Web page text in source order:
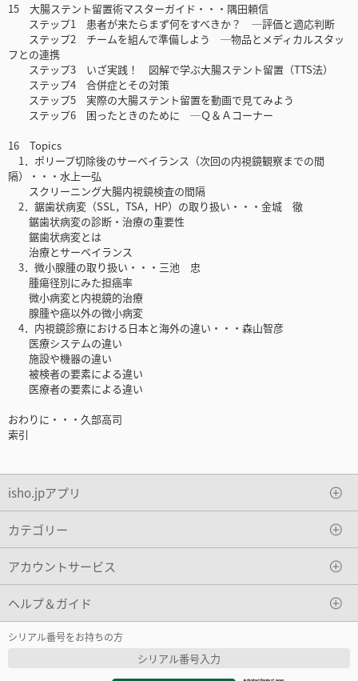
15 大腸ステント留置術マスターガイド・・・隅田頼信
ステップ1 患者が来たらまず何をすべきか？ ─評価と適応判断
ステップ2 チームを組んで準備しよう ─物品とメディカルスタッ
フとの連携
ステップ3 いざ実践！ 図解で学ぶ大腸ステント留置（TTS法）
ステップ4 合併症とその対策
ステップ5 実際の大腸ステント留置を動画で見てみよう
ステップ6 困ったときのために ─Ｑ＆Ａコーナー
16 Topics
1．ポリープ切除後のサーベイランス（次回の内視鏡観察までの間
隔）・・・水上一弘
スクリーニング大腸内視鏡検査の間隔
2．鋸歯状病変（SSL，TSA，HP）の取り扱い・・・金城 徹
鋸歯状病変の診断・治療の重要性
鋸歯状病変とは
治療とサーベイランス
3．微小腺腫の取り扱い・・・三池 忠
腫瘍径別にみた担癌率
微小病変と内視鏡的治療
腺腫や癌以外の微小病変
4．内視鏡診療における日本と海外の違い・・・森山智彦
医療システムの違い
施設や機器の違い
被検者の要素による違い
医療者の要素による違い
おわりに・・・久部高司
索引
isho.jpアプリ
カテゴリー
アカウントサービス
ヘルプ＆ガイド
シリアル番号をお持ちの方
シリアル番号入力